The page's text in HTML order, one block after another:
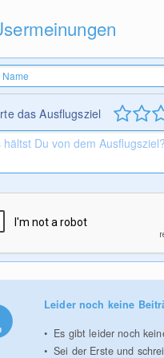
das Ausflugsziel
Leider noch keine
Es gibt leider noch
Sei der Erste und